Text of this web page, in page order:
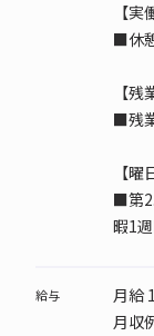
【
■休
【
■残
【曜
■第
暇1週
給与
月給
月収